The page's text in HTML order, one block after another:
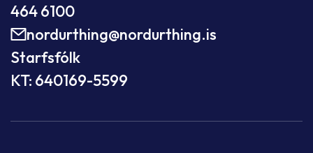
464 6100
nordurthing@nordurthing.is
Starfsfólk
KT: 640169-5599